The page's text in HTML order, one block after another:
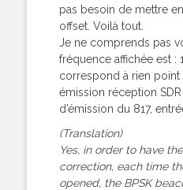
pas besoin de mettre
offset. Voilà tout.
Je ne comprends pas
fréquence affichée est :
correspond à rien
émission réception SDR
d’émission du 817,
(Translation)
Yes, in order to have
correction, each time
opened, the BPSK